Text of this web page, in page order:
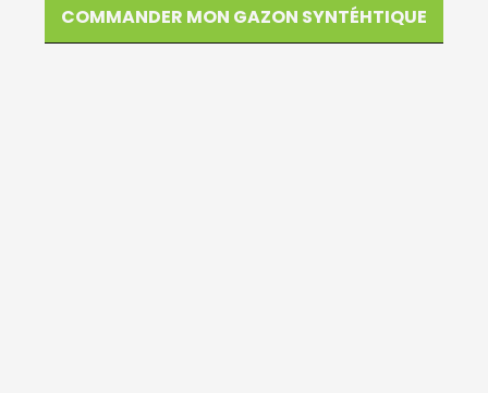
COMMANDER MON GAZON SYNTÉHTIQUE